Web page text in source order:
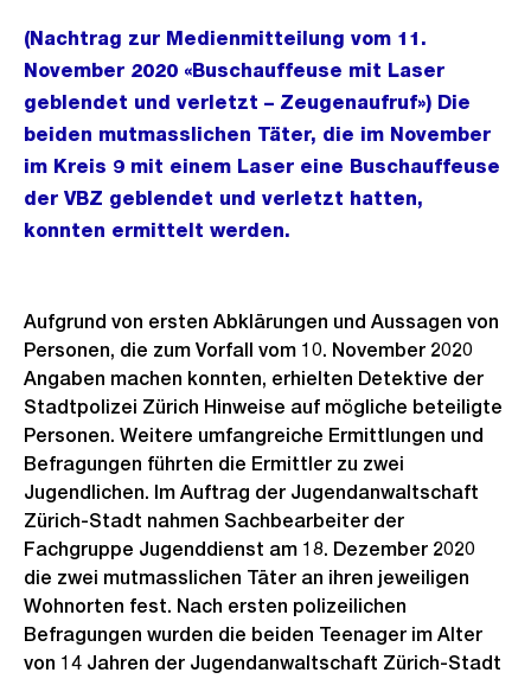
(Nachtrag zur Medienmitteilung vom 11.
November 2020 «Buschauffeuse mit Laser
geblendet und verletzt – Zeugenaufruf») Die
beiden mutmasslichen Täter, die im November
im Kreis 9 mit einem Laser eine Buschauffeuse
der VBZ geblendet und verletzt hatten,
konnten ermittelt werden.
Aufgrund von ersten Abklärungen und Aussagen von
Personen, die zum Vorfall vom 10. November 2020
Angaben machen konnten, erhielten Detektive der
Stadtpolizei Zürich Hinweise auf mögliche beteiligte
Personen. Weitere umfangreiche Ermittlungen und
Befragungen führten die Ermittler zu zwei
Jugendlichen. Im Auftrag der Jugendanwaltschaft
Zürich-Stadt nahmen Sachbearbeiter der
Fachgruppe Jugenddienst am 18. Dezember 2020
die zwei mutmasslichen Täter an ihren jeweiligen
Wohnorten fest. Nach ersten polizeilichen
Befragungen wurden die beiden Teenager im Alter
von 14 Jahren der Jugendanwaltschaft Zürich-Stadt